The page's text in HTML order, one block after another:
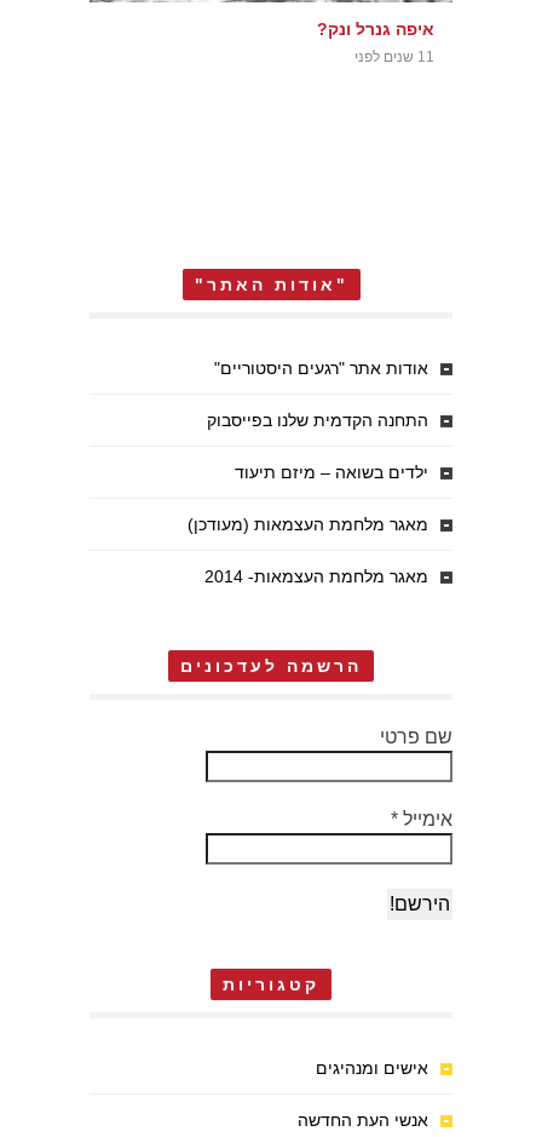
איפה גנרל ונק?
11 שנים לפני
"אודות האתר"
אודות אתר "רגעים היסטוריים"
התחנה הקדמית שלנו בפייסבוק
ילדים בשואה – מיזם תיעוד
מאגר מלחמת העצמאות (מעודכן)
מאגר מלחמת העצמאות- 2014
הרשמה לעדכונים
שם פרטי
אימייל *
קטגוריות
אישים ומנהיגים
אנשי העת החדשה